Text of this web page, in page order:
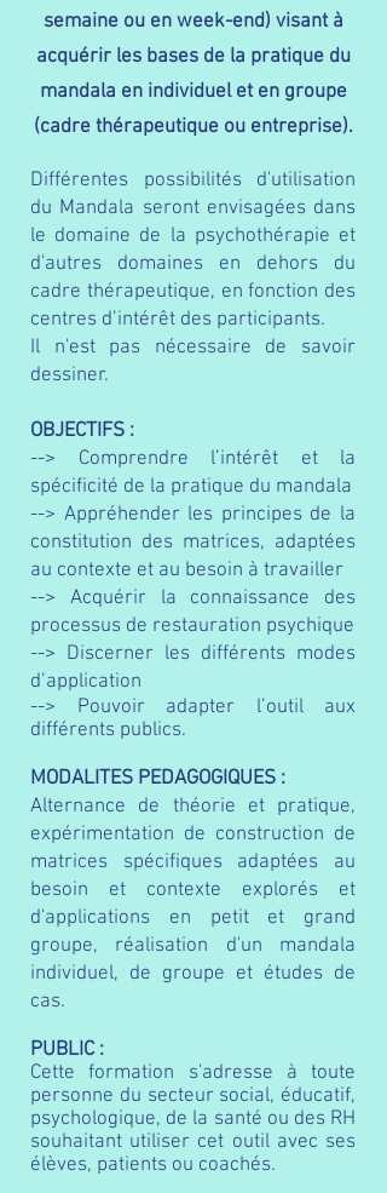
semaine ou en week-end) visant à
acquérir les bases de la pratique du
mandala en individuel et en groupe
(cadre thérapeutique ou entreprise).
Différentes possibilités d'utilisation
du Mandala seront envisagées dans
le domaine de la psychothérapie et
d'autres domaines en dehors du
cadre thérapeutique, en fonction des
centres d’intérêt des participants.
Il n'est pas nécessaire de savoir
dessiner.
OBJECTIFS :
--> Comprendre l’intérêt et la
spécificité de la pratique du mandala
--> Appréhender les principes de la
constitution des matrices, adaptées
au contexte et au besoin à travailler
--> Acquérir la connaissance des
processus de restauration psychique
--> Discerner les différents modes
d’application
--> Pouvoir adapter l’outil aux
différents publics.
MODALITES PEDAGOGIQUES :
Alternance de théorie et pratique,
expérimentation de construction de
matrices spécifiques adaptées au
besoin et contexte explorés et
d'applications en petit et grand
groupe, réalisation d'un mandala
individuel, de groupe et études de
cas.
PUBLIC :
Cette formation s'adresse à toute
personne du secteur social, éducatif,
psychologique, de la santé ou des RH
souhaitant utiliser cet outil avec ses
élèves, patients ou coachés.